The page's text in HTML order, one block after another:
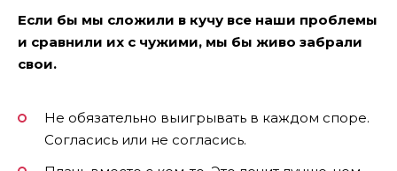
Если бы мы сложили в кучу все наши проблемы
и сравнили их с чужими, мы бы живо забрали
свои.
Не обязательно выигрывать в каждом споре.
Согласись или не согласись.